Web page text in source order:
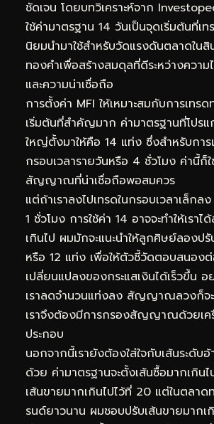
ชัดเจน โดยบทวิเคราะห์จาก
ใช้ค่ามาตรฐาน 14 วันเป็นจุดเริ่มต้นที่เท
นิยมนำมาใช้สำหรับวัดแรงดันตลาดใน
ทองคำเพื่อสร้างสมดุลที่ดีระหว่างคว
และความน่าเชื่อถือ
การตั้งค่า MFI ให้เหมาะสมกับการเทร
เริ่มต้นที่สำคัญมาก ค่ามาตรฐานที่โปรแ
ใหญ่ตั้งมาให้คือ 14 แท่ง ซึ่งสำหรับการ
กรอบเวลารายวันหรือ 4 ชั่วโมง ค่านี้ก็ใ
สัญญาณที่น่าเชื่อถือพอสมควร
แต่ถ้าเราลงไปเทรดในกรอบเวลาเล็กล
1 ชั่วโมง การใช้ค่า 14 อาจจะทำให้เร
เกินไป ผมมักจะแนะนำให้ลูกศิษย์ลองป
หรือ 12 แท่ง เพื่อให้ตัวชี้วัดตอบสนอง
เปลี่ยนแปลงของกระแสเงินได้เร็วขึ้น
เราลดจำนวนแท่งลง สัญญาณลวงก็จ
เราจึงต้องมีการกรองสัญญาณด้วยเค
ประกอบ
นอกจากนี้เรายังต้องใส่ใจกับเส้นระดับ
ด้วย ค่ามาตรฐานจะตั้งเส้นซื้อมากเกิน
เส้นขายมากเกินไปไว้ที่ 20 แต่ในตลาด
รนด์ยาวนาน ผมชอบปรับเส้นขายมากเ